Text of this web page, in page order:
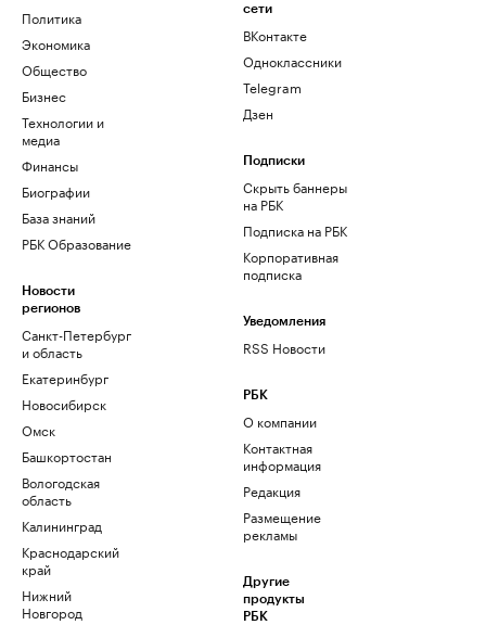
Политика
Экономика
Общество
Бизнес
Технологии и
медиа
Финансы
Биографии
База знаний
РБК Образование
Новости
регионов
Санкт-Петербург
и область
Екатеринбург
Новосибирск
Омск
Башкортостан
Вологодская
область
Калининград
Краснодарский
край
Нижний
Новгород
сети
ВКонтакте
Одноклассники
Telegram
Дзен
Подписки
Скрыть баннеры
на РБК
Подписка на РБК
Корпоративная
подписка
Уведомления
RSS Новости
РБК
О компании
Контактная
информация
Редакция
Размещение
рекламы
Другие
продукты
РБК